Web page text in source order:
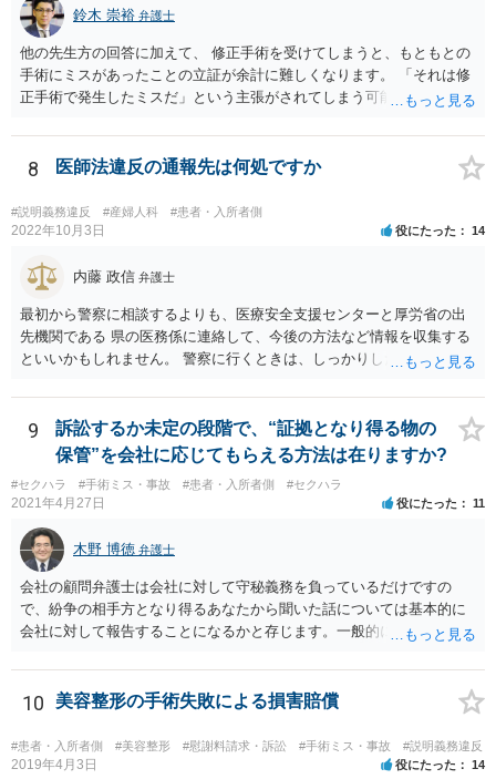
鈴木 崇裕 弁護士
他の先生方の回答に加えて、 修正手術を受けてしまうと、もともとの
手術にミスがあったことの立証が余計に難しくなります。 「それは修
正手術で発生したミスだ」という主張がされてしまう可能性があるか
検討なさっているのであれば、修正手術を受けるまえに弁護士に相談
して対応を決めることを強くお勧めいたします。
8 医師法違反の通報先は何処ですか
#説明義務違反 #産婦人科 #患者・入所者側
2022年10月3日 役にたった 14
内藤 政信 弁護士
最初から警察に相談するよりも、医療安全支援センターと厚労省の出
先機関である 県の医務係に連絡して、今後の方法など情報を収集する
といいかもしれません。 警察に行くときは、しっかりした被害届ある
9
訴訟するか未定の段階で、“証拠となり得る物の
保管”を会社に応じてもらえる方法は在りますか?
#セクハラ #手術ミス・事故 #患者・入所者側 #セクハラ
2021年4月27日 役にたった 11
木野 博徳 弁護士
会社の顧問弁護士は会社に対して守秘義務を負っているだけですの
で、紛争の相手方となり得るあなたから聞いた話については基本的に
会社に対して報告することになるかと存じます。一般的に弁護士かぎ
ってはあるかもしれませんが、相手方に誤解を与える可能性があり、
利益相反の問題が生じうるのでそういった要請は拒絶する場合が大半
しいという要望を受け容れる弁護士はほとんどいないと思います。 会
社内の部署に相談した場合についても通常は会社内で情報共有が図ら
10 美容整形の手術失敗による損害賠償
#患者・入所者側 #美容整形 #慰謝料請求・訴訟 #手術ミス・事故 #説明義務違反
2019年4月3日 役にたった 14